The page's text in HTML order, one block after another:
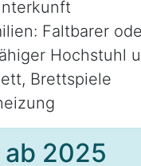
Faltbarer
Hochstuhl
Brettspiele
ab 2025